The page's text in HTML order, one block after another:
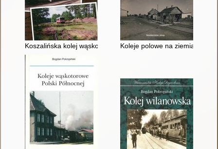
Koszalińska kolej wąskotorowa 1898-2016Koleje polowe na ziemiach